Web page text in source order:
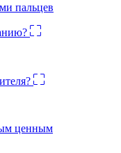
пальцев